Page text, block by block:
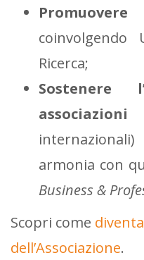
Ricerca;
associazioni
armonia con
Business &
Scopri come
dell’Associazione.